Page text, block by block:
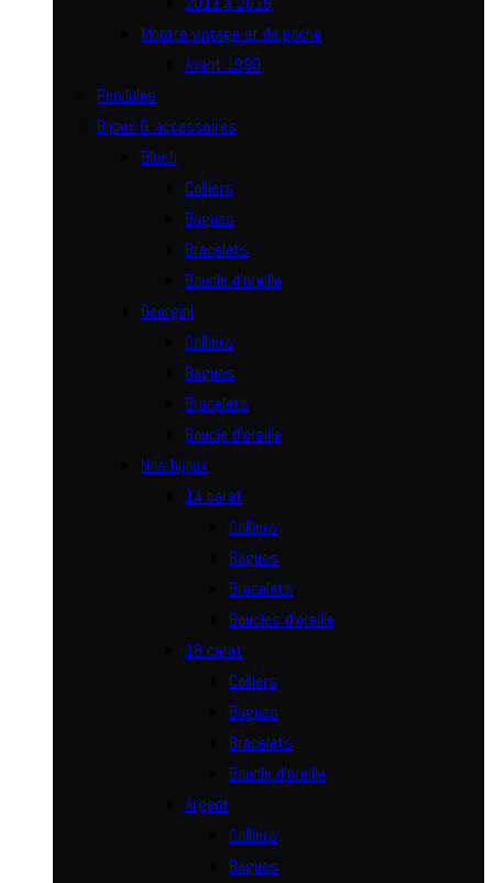
Montre vintage et de poche
Avant 1990
Pendules
Bijoux & accessoires
Blush
Colliers
Bagues
Bracelets
Boucle d’oreille
Georgini
Colliers
Bagues
Bracelets
Boucle d’oreille
Nos bijoux
14 carat
Colliers
Bagues
Bracelets
Boucles d’oreille
18 carat
Colliers
Bagues
Bracelets
Boucle d’oreille
Argent
Colliers
Bagues